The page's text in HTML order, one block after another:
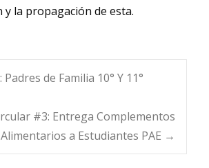
la propagación de esta.
Padres de Familia 10° Y 11°
#3: Entrega Complementos
Alimentarios a Estudiantes PAE →